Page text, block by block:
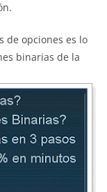
de opciones es lo
binarias de la